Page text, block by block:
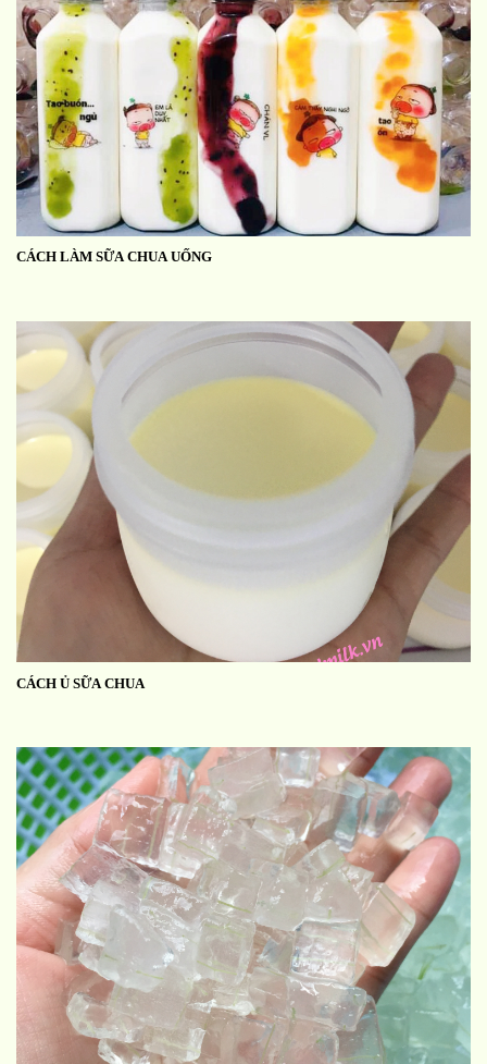
CÁCH LÀM SỮA CHUA UỐNG
CÁCH Ủ SỮA CHUA